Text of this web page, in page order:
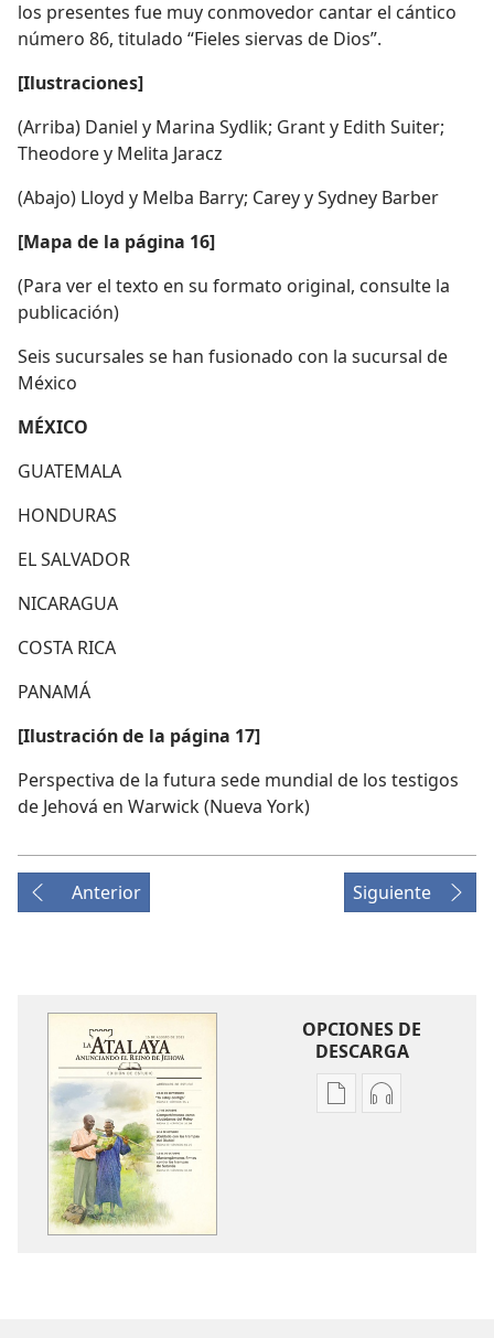
los presentes fue muy conmovedor cantar el cántico
número 86, titulado “Fieles siervas de Dios”.
[Ilustraciones]
(Arriba) Daniel y Marina Sydlik; Grant y Edith Suiter;
Theodore y Melita Jaracz
(Abajo) Lloyd y Melba Barry; Carey y Sydney Barber
[Mapa de la página 16]
(Para ver el texto en su formato original, consulte la
publicación)
Seis sucursales se han fusionado con la sucursal de
México
MÉXICO
GUATEMALA
HONDURAS
EL SALVADOR
NICARAGUA
COSTA RICA
PANAMÁ
[Ilustración de la página 17]
Perspectiva de la futura sede mundial de los testigos
de Jehová en Warwick (Nueva York)
Anterior Siguiente
OPCIONES DE
DESCARGA
OpcionesOpciones